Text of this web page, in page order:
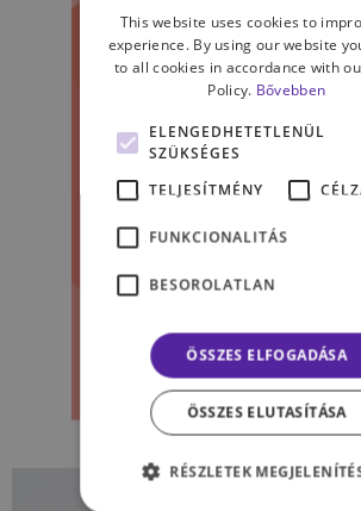
This website uses cookies to
experience. By using our website
to all cookies in accordance with
Policy. Bővebben
ELENGEDHETETLENÜL
SZÜKSÉGES
TELJESÍTMÉNY
FUNKCIONALITÁS
BESOROLATLAN
ÖSSZES ELFOGADÁSA
ÖSSZES ELUTASÍTÁSA
RÉSZLETEK